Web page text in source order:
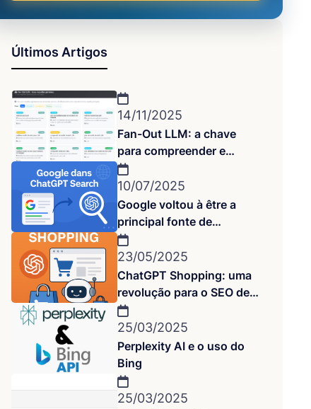
Últimos Artigos
14/11/2025
Fan-Out LLM: a chave
para compreender e
influenciar as respostas
das IAs
10/07/2025
Google voltou à être a
principal fonte de
respostas no ChatGPT
Search
23/05/2025
ChatGPT Shopping: uma
revolução para o SEO de
e-commerce está em
andamento
25/03/2025
Perplexity AI e o uso do
Bing
25/03/2025